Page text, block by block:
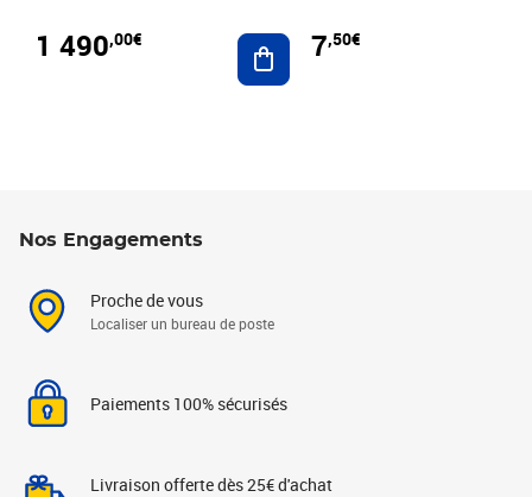
1 490,00€ Ajouter au panier
7,50€
Nos Engagements
Proche de vous
Localiser un bureau de poste
Paiements 100% sécurisés
Livraison offerte dès 25€ d'achat